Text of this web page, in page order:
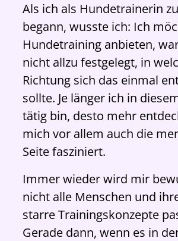
Als ich als Hundetrainerin
begann, wusste ich: Ich
Hundetraining anbieten,
nicht allzu festgelegt, in
Richtung sich das einmal
sollte. Je länger ich in
tätig bin, desto mehr
mich vor allem auch die
Seite fasziniert.
Immer wieder wird mir
nicht alle Menschen und
starre Trainingskonzepte
Gerade dann, wenn es in